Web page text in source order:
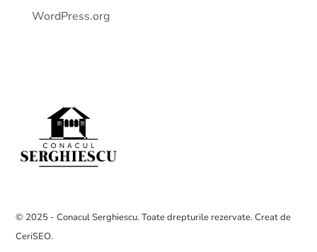
WordPress.org
© 2025 - Conacul Serghiescu. Toate drepturile rezervate. Creat de
CeriSEO.